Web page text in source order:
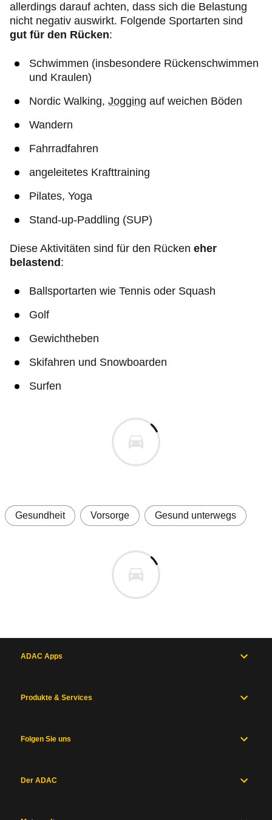
allerdings darauf achten, dass sich die Belastung
nicht negativ auswirkt. Folgende Sportarten sind
gut für den Rücken:
Schwimmen (insbesondere Rückenschwimmen
und Kraulen)
Nordic Walking, Jogging auf weichen Böden
Wandern
Fahrradfahren
angeleitetes Krafttraining
Pilates, Yoga
Stand-up-Paddling (SUP)
Diese Aktivitäten sind für den Rücken eher
belastend :
Ballsportarten wie Tennis oder Squash
Golf
Gewichtheben
Skifahren und Snowboarden
Surfen
Gesundheit Vorsorge Gesund unterwegs
ADAC Apps
Produkte & Services
Folgen Sie uns
Der ADAC